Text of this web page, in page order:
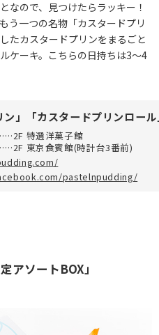
なので、見つけたらラッキー！
う一つの名物「カスタードプリ
たカスタードプリンをまるごと
ケーキ。こちらの日持ちは3～4
」「カスタードプリンロー
特選洋菓子館
東京食賓館(時計台3番前)
pastelnpudding/
アソートBOX」